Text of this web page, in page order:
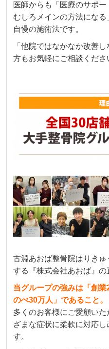
医師からも「医療のサポー
むしろメインの方法にな
自慢の施術法です。
「他院ではなかなか改善
方もお気軽にご相談くださ
古淵あおば整骨院はりき
する『株式会社あおば』の
当グループの強みは「創
のべ30万人」であること。
多くのお客様にご愛顧い
ざまな症状に柔軟に対応
す。